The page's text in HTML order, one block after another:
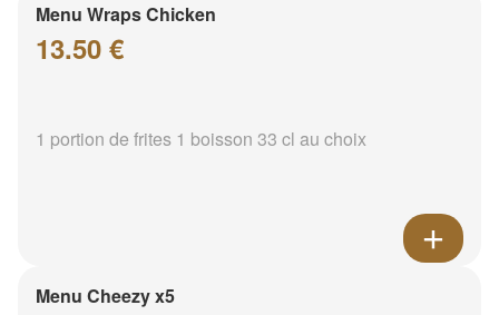
Menu Wraps Chicken
13.50 €
1 portion de frites 1 boisson 33 cl au choix
Menu Cheezy x5